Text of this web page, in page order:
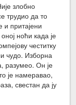
злобно
трудио да то
и притајени
ноћи када је
честитку
чудо. Изборна
разумео. Он је
је намеравао,
свестан да ју